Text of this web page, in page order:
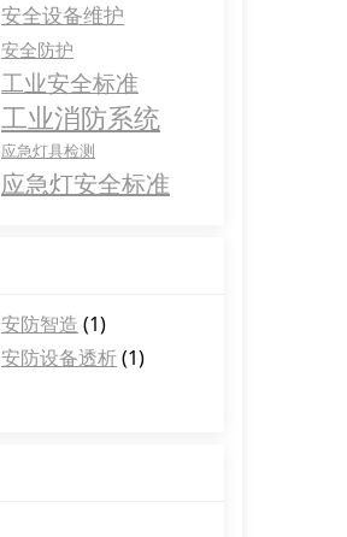
安全设备维护
安全防护
工业安全标准
工业消防系统
应急灯具检测
应急灯安全标准
安防智造 (1)
安防设备透析(1)